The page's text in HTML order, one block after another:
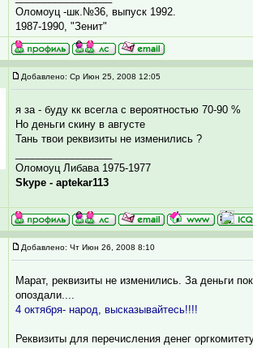
Оломоуц -шк.№36, выпуск 1992.
1987-1990, "Зенит"
Добавлено: Ср Июн 25, 2008 12:05
я за - буду кк всегла с вероятностью 70-90 %
Но деньги скину в августе
Тань твои реквизиты не изменились ?
Оломоуц Либава 1975-1977
Skype - aptekar113
Добавлено: Чт Июн 26, 2008 8:10
Марат, реквизиты не изменились. За деньги
опоздали....
4 октября- народ, высказывайтесь!!!!
Реквизиты для перечисления денег